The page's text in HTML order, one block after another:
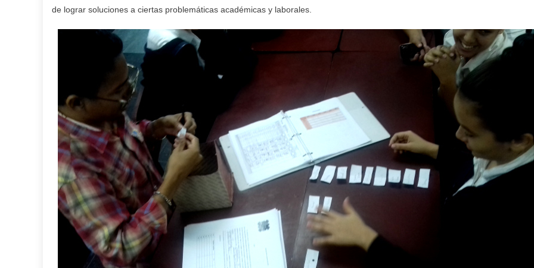
de lograr soluciones a ciertas problemáticas académicas y laborales.